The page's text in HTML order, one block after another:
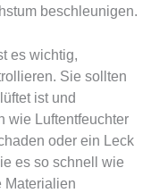
beschleunigen.
es wichtig,
Sie sollten
ist und
wie Luftentfeuchter
oder ein Leck
es so schnell wie
Materialien